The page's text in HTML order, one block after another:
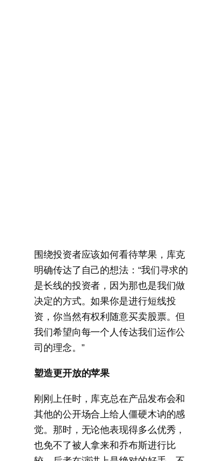
围绕投资者应该如何看待苹果，库克
明确传达了自己的想法：“我们寻求的
是长线的投资者，因为那也是我们做
决定的方式。如果你是进行短线投
资，你当然有权利随意买卖股票。但
我们希望向每一个人传达我们运作公
司的理念。”
塑造更开放的苹果
刚刚上任时，库克总在产品发布会和
其他的公开场合上给人僵硬木讷的感
觉。那时，无论他表现得多么优秀，
也免不了被人拿来和乔布斯进行比